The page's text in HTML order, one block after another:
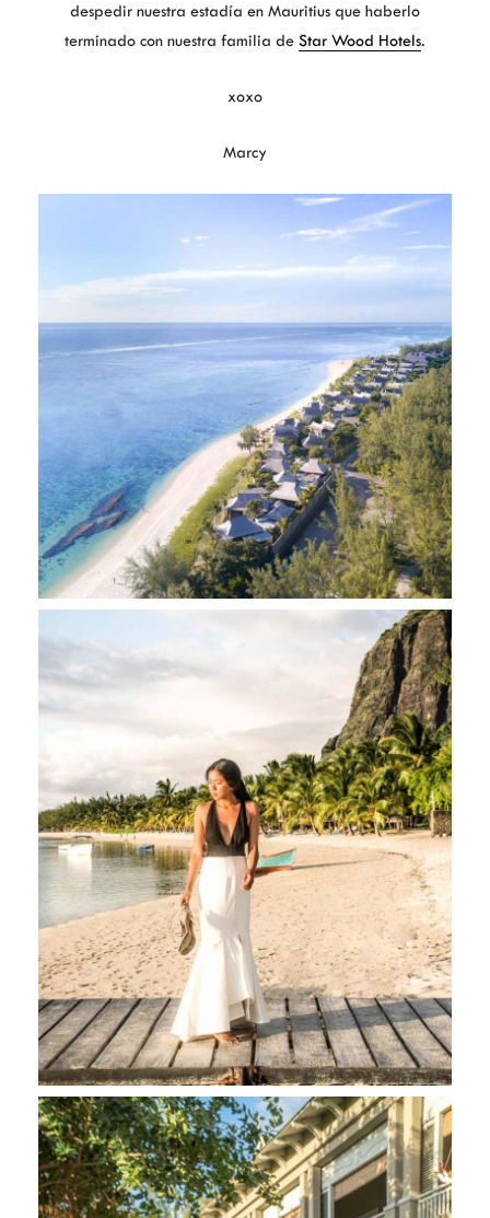
despedir nuestra estadía en Mauritius que haberlo
terminado con nuestra familia de Star Wood Hotels.
xoxo
Marcy